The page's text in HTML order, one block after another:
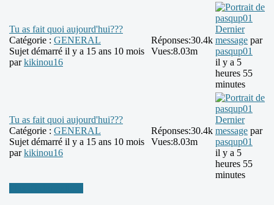
Tu as fait quoi aujourd'hui???
Catégorie : GENERAL
Sujet démarré il y a 15 ans 10 mois
parkikinou16
Réponses:30.4k
Vues:8.03m
Dernier
message par
pasqup01
il y a 5
heures 55
minutes
Tu as fait quoi aujourd'hui???
Catégorie : GENERAL
Sujet démarré il y a 15 ans 10 mois
parkikinou16
Réponses:30.4k
Vues:8.03m
Dernier
message par
pasqup01
il y a 5
heures 55
minutes